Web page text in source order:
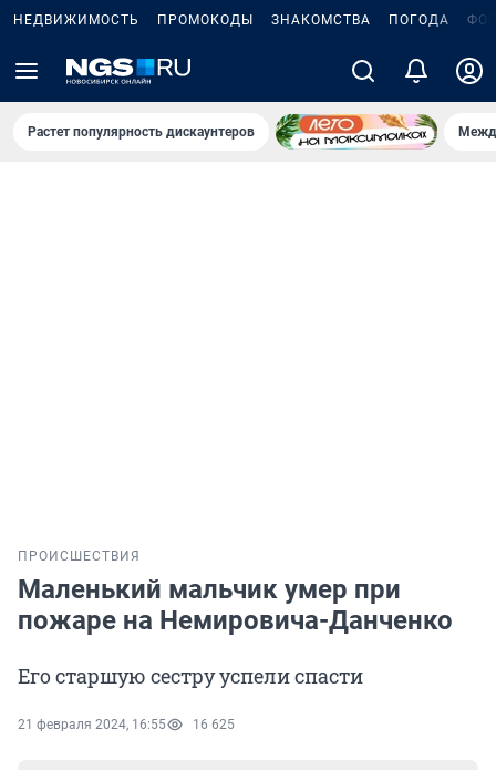
НЕДВИЖИМОСТЬ ПРОМОКОДЫ ЗНАКОМСТВА ПОГОДА
Растет популярность дискаунтеров
ПРОИСШЕСТВИЯ
Маленький мальчик умер при
пожаре на Немировича-Данченко
Его старшую сестру успели спасти
21 февраля 2024, 16:55 16 625